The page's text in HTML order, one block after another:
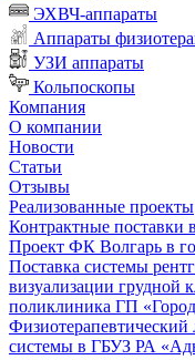
ЭХВЧ-аппараты
Аппараты
УЗИ аппараты
Кольпоскопы
Компания
О компании
Новости
Статьи
Отзывы
Реализованные проекты
Контрактные поставки
Проект ФК Волгарь в
Поставка системы
визуализации грудной
поликлиника ГП
Физиотерапевтический
системы в ГБУЗ РА